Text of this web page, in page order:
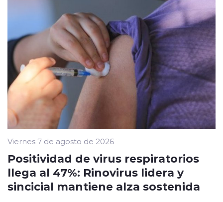
Viernes 7 de agosto de 2026
Positividad de virus respiratorios
llega al 47%: Rinovirus lidera y
sincicial mantiene alza sostenida